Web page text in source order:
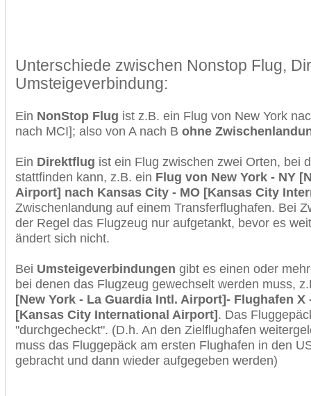
Unterschiede zwischen Nonstop Flug,
Umsteigeverbindung:
Ein NonStop Flug ist z.B. ein Flug von New York
nach MCI]; also von A nach B ohne
Ein Direktflug ist ein Flug zwischen zwei Orten, bei
stattfinden kann, z.B. ein Flug von New York - NY
Airport] nach Kansas City - MO [Kansas City
Zwischenlandung auf einem Transferflughafen. Bei
der Regel das Flugzeug nur aufgetankt, bevor es
ändert sich nicht.
Bei Umsteigeverbindungen gibt es einen oder
bei denen das Flugzeug gewechselt werden muss,
[New York - La Guardia Intl. Airport]- Flughafen X
[Kansas City International Airport]. Das
"durchgecheckt". (D.h. An den Zielflughafen
muss das Fluggepäck am ersten Flughafen in den
gebracht und dann wieder aufgegeben werden)